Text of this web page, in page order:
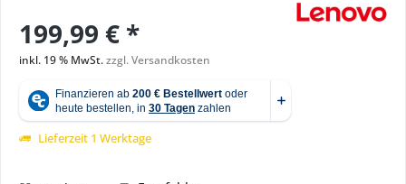
199,99 € *
inkl. 19 % MwSt.zzgl. Versandkosten
Lieferzeit 1 Werktage